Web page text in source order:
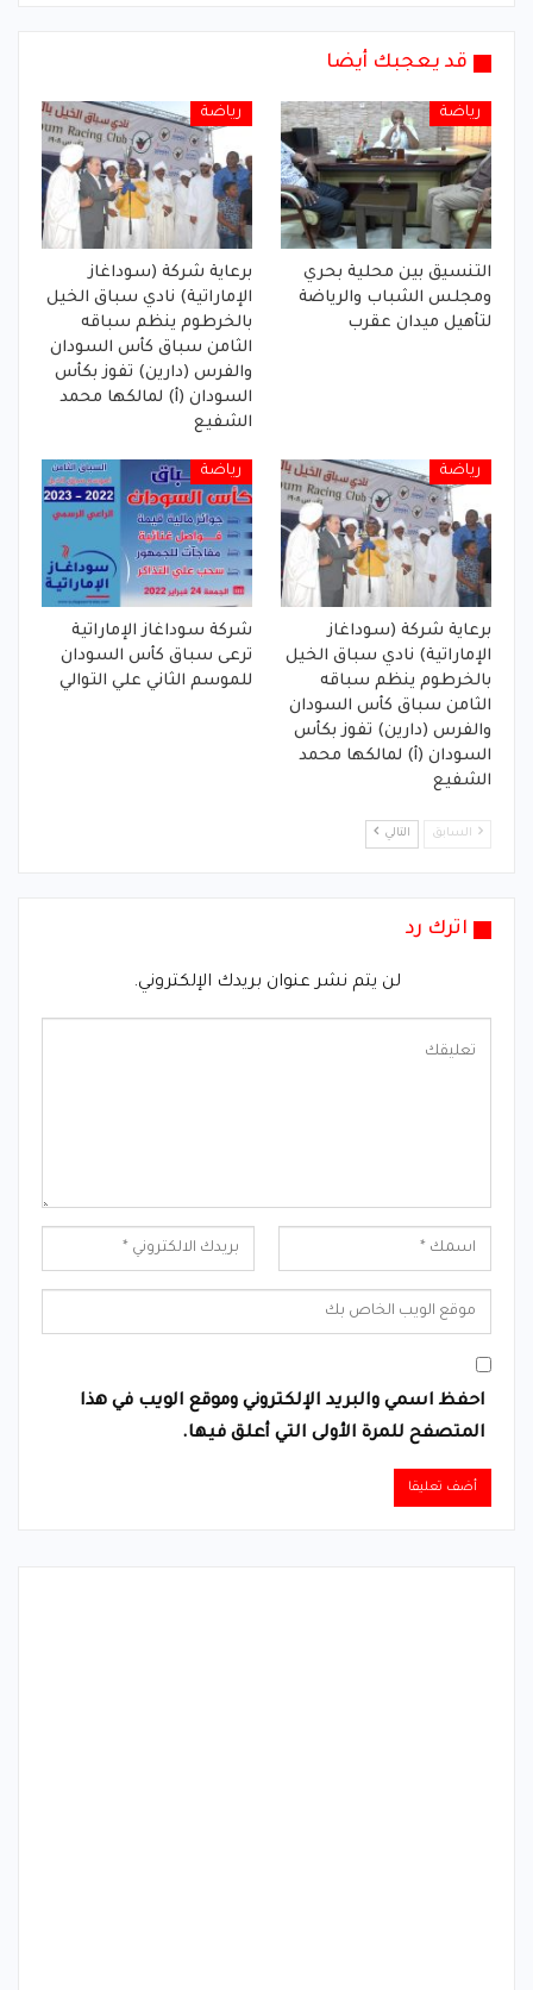
قد يعجبك أيضا
رياضة
التنسيق بين محلية بحري
ومجلس الشباب والرياضة
لتأهيل ميدان عقرب
رياضة
برعاية شركة (سوداغاز
الإماراتية) نادي سباق الخيل
بالخرطوم ينظم سباقه
الثامن سباق كأس السودان
والفرس (دارين) تفوز بكأس
السودان (أ) لمالكها محمد
الشفيع
رياضة
برعاية شركة (سوداغاز
الإماراتية) نادي سباق الخيل
بالخرطوم ينظم سباقه
الثامن سباق كأس السودان
والفرس (دارين) تفوز بكأس
السودان (أ) لمالكها محمد
الشفيع
رياضة
شركة سوداغاز الإماراتية
ترعى سباق كأس السودان
للموسم الثاني علي التوالي
السابق التالي
اترك رد
لن يتم نشر عنوان بريدك الإلكتروني.
احفظ اسمي والبريد الإلكتروني وموقع الويب في هذا
المتصفح للمرة الأولى التي أعلق فيها.